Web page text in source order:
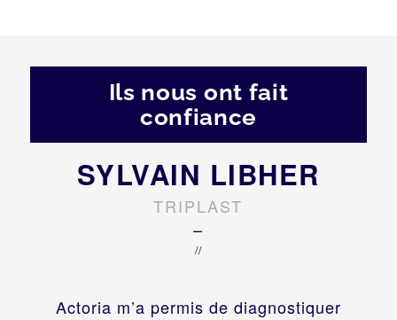
Ils nous ont fait
confiance
Actoria m’a permis de diagnostiquer
SYLVAIN LIBHER
TRIPLAST
–
//